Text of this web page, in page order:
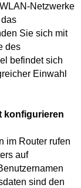
Netzwerke
Sie sich mit
des
befindet sich
Einwahl
konfigurieren
im Router rufen
auf
sind den